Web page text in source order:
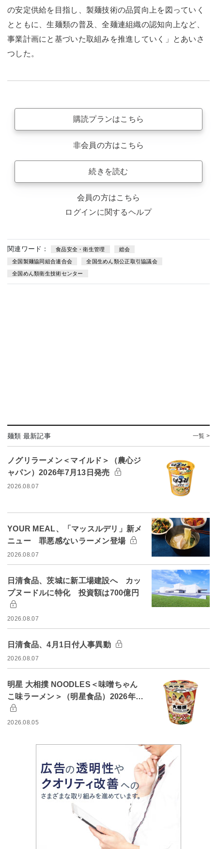
の安定供給を目指し、製麺技術の品質向上を図っていく
とともに、生麺類の普及、全麺連組織の認知向上など、
事業計画にと基づいた取組みを推進していく」とあいさ
つした。
購読プランはこちら
非会員の方はこちら
続きを読む
会員の方はこちら
ログインに関するヘルプ
関連ワード： 食品安全・衛生管理 総会
全国製麺協同組合連合会 全国生めん類公正取引協議会
全国めん類衛生技術センター
麺類 最新記事 一覧 >
ノグリラーメン＜マイルド＞（農心ジ
ャパン）2026年7月13日発売
2026.08.07
YOUR MEAL、「マッスルデリ」新メ
ニュー 罪悪感ないラーメン登場
2026.08.07
日清食品、茨城に新工場建設へ カッ
プヌードルに特化 投資額は700億円
2026.08.07
日清食品、4月1日付人事異動
2026.08.07
明星 大相撲 NOODLES＜味噌ちゃん
こ味ラーメン＞（明星食品）2026年…
2026.08.05